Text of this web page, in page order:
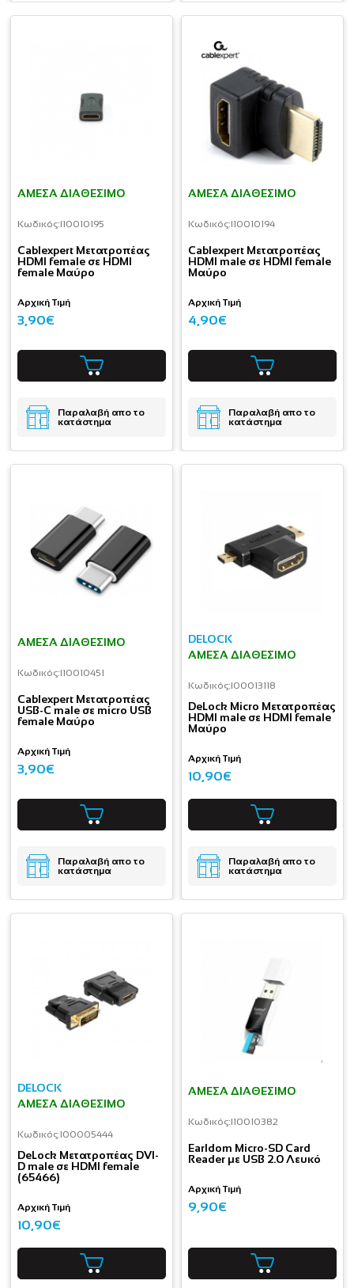
ΆΜΕΣΑ ΔΙΑΘΈΣΙΜΟ
Κωδικός:I10010195
Cablexpert Μετατροπέας
HDMI female σε HDMI
female Μαύρο
Αρχική Τιμή
3,90€
Παραλαβή απο το
κατάστημα
ΆΜΕΣΑ ΔΙΑΘΈΣΙΜΟ
Κωδικός:I10010194
Cablexpert Μετατροπέας
HDMI male σε HDMI female
Μαύρο
Αρχική Τιμή
4,90€
Παραλαβή απο το
κατάστημα
ΆΜΕΣΑ ΔΙΑΘΈΣΙΜΟ
Κωδικός:I10010451
Cablexpert Μετατροπέας
USB-C male σε micro USB
female Μαύρο
Αρχική Τιμή
3,90€
Παραλαβή απο το
κατάστημα
DELOCK
ΆΜΕΣΑ ΔΙΑΘΈΣΙΜΟ
Κωδικός:I00013118
DeLock Micro Μετατροπέας
HDMI male σε HDMI female
Μαύρο
Αρχική Τιμή
10,90€
Παραλαβή απο το
κατάστημα
DELOCK
ΆΜΕΣΑ ΔΙΑΘΈΣΙΜΟ
Κωδικός:I00005444
DeLock Μετατροπέας DVI-
D male σε HDMI female
(65466)
Αρχική Τιμή
10,90€
ΆΜΕΣΑ ΔΙΑΘΈΣΙΜΟ
Κωδικός:I10010382
Earldom Micro-SD Card
Reader με USB 2.0 Λευκό
Αρχική Τιμή
9,90€